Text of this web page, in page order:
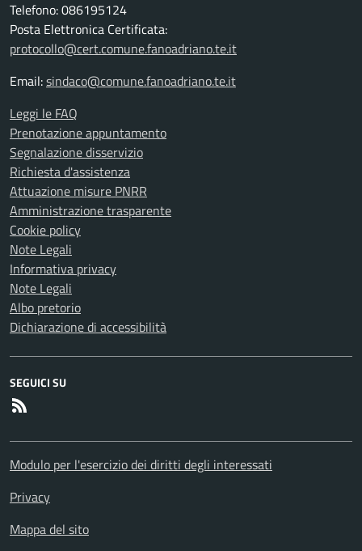
Telefono: 086195124
Posta Elettronica Certificata:
protocollo@cert.comune.fanoadriano.te.it
Email:sindaco@comune.fanoadriano.te.it
Leggi le FAQ
Prenotazione appuntamento
Segnalazione disservizio
Richiesta d'assistenza
Attuazione misure PNRR
Amministrazione trasparente
Cookie policy
Note Legali
Informativa privacy
Note Legali
Albo pretorio
Dichiarazione di accessibilità
SEGUICI SU
Modulo per l'esercizio dei diritti degli interessati
Privacy
Mappa del sito